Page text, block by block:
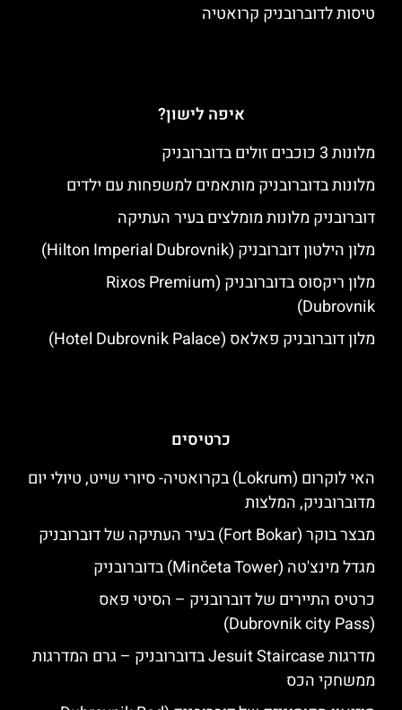
טיסות לדוברובניק קרואטיה
איפה לישון?
מלונות 3 כוכבים זולים בדוברובניק
מלונות בדוברובניק מותאמים למשפחות עם ילדים
דוברובניק מלונות מומלצים בעיר העתיקה
מלון הילטון דוברובניק (Hilton Imperial Dubrovnik)
מלון ריקסוס בדוברובניק (Rixos Premium
Dubrovnik)
מלון דוברובניק פאלאס (Hotel Dubrovnik Palace)
כרטיסים
האי לוקרום (Lokrum) בקרואטיה- סיורי שייט, טיולי יום
מדוברובניק, המלצות
מבצר בוקר (Fort Bokar) בעיר העתיקה של דוברובניק
מגדל מינצ'טה (Minčeta Tower) בדוברובניק
כרטיס התיירים של דוברובניק – הסיטי פאס
(Dubrovnik city Pass)
מדרגות Jesuit Staircase בדוברובניק – גרם המדרגות
ממשחקי הכס